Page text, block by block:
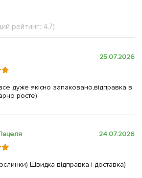
рейтинг: 4.7)
25.07.2026
дуже якісно запаковано,відправка в
росте)
24.07.2026
Швидка відправка і доставка)